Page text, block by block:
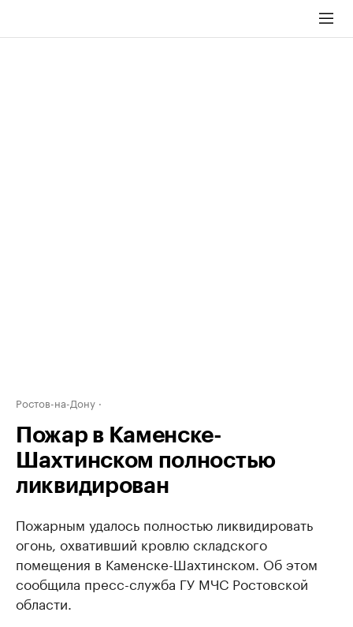
Ростов-на-Дону
Пожар в Каменске-
Шахтинском полностью
ликвидирован
Пожарным удалось полностью ликвидировать
огонь, охвативший кровлю складского
помещения в Каменске-Шахтинском. Об этом
сообщила пресс-служба ГУ МЧС Ростовской
области.